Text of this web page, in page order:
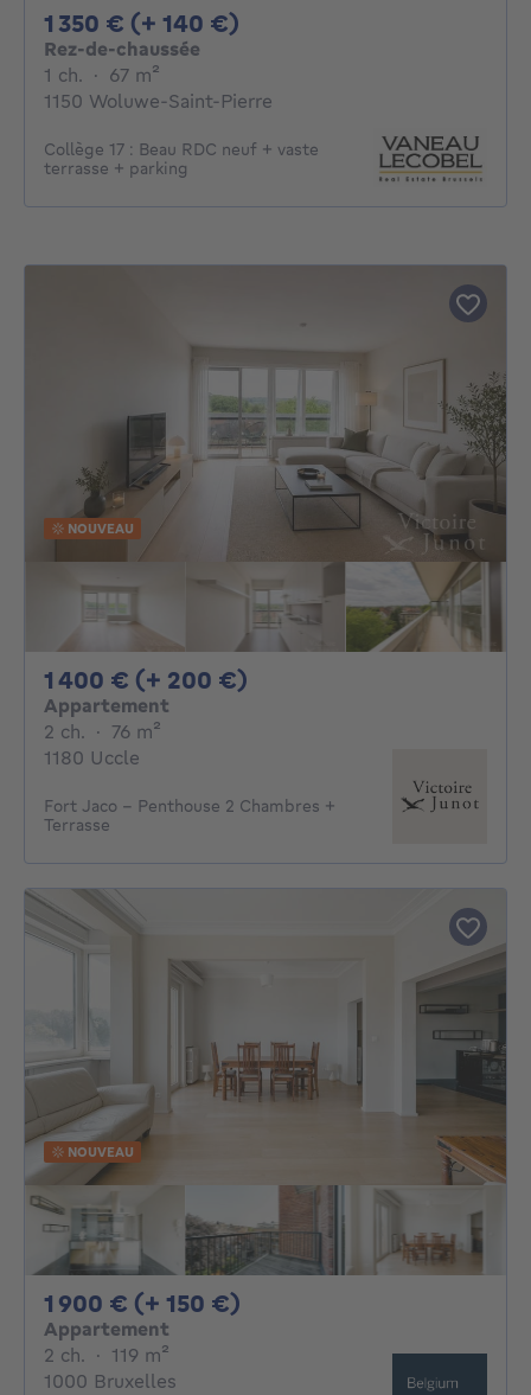
1 350 € (+ 140 €)
Rez-de-chaussée
1 ch. 1 chambre
· 67 m²
1150 Woluwe-Saint-Pierre
Collège 17 : Beau RDC neuf + vaste
terrasse + parking
NOUVEAU
1 400 € (+ 200 €)
Appartement
2 ch. 2 chambres
· 76 m²
1180 Uccle
Fort Jaco - Penthouse 2 Chambres +
Terrasse
NOUVEAU
1 900 € (+ 150 €)
Appartement
2 ch. 2 chambres
· 119 m²
1000 Bruxelles